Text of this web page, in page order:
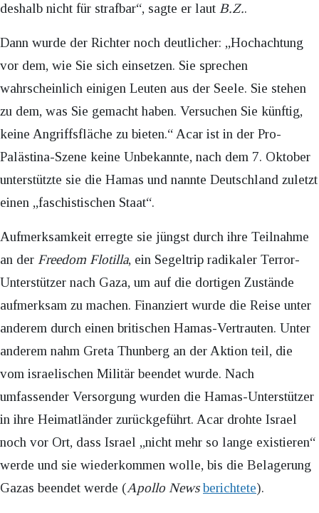
deshalb nicht für strafbar“, sagte er laut B.Z..
Dann wurde der Richter noch deutlicher: „Hochachtung
vor dem, wie Sie sich einsetzen. Sie sprechen
wahrscheinlich einigen Leuten aus der Seele. Sie stehen
zu dem, was Sie gemacht haben. Versuchen Sie künftig,
keine Angriffsfläche zu bieten.“ Acar ist in der Pro-
Palästina-Szene keine Unbekannte, nach dem 7. Oktober
unterstützte sie die Hamas und nannte Deutschland zuletzt
einen „faschistischen Staat“.
Aufmerksamkeit erregte sie jüngst durch ihre Teilnahme
an der Freedom Flotilla, ein Segeltrip radikaler Terror-
Unterstützer nach Gaza, um auf die dortigen Zustände
aufmerksam zu machen. Finanziert wurde die Reise unter
anderem durch einen britischen Hamas-Vertrauten. Unter
anderem nahm Greta Thunberg an der Aktion teil, die
vom israelischen Militär beendet wurde. Nach
umfassender Versorgung wurden die Hamas-Unterstützer
in ihre Heimatländer zurückgeführt. Acar drohte Israel
noch vor Ort, dass Israel „nicht mehr so lange existieren“
werde und sie wiederkommen wolle, bis die Belagerung
Gazas beendet werde (Apollo News berichtete).